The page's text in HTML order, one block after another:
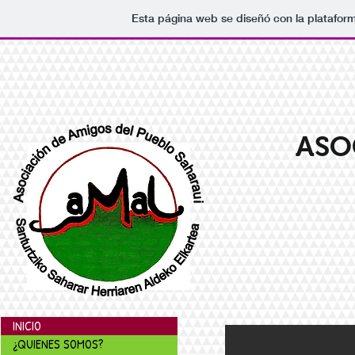
Esta página web se diseñó con la
OPORRAK BAKEAN
INICIO
¿QUIENES SOMOS?